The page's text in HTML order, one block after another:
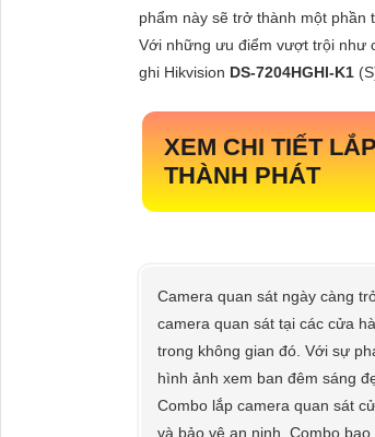
phẩm này sẽ trở thành một phần
Với những ưu điểm vượt trội như
ghi Hikvision DS-7204HGHI-K1
XEM CHI TIẾT
THÀNH PHÁT
Camera quan sát ngày càng
camera quan sát tại các cửa
trong không gian đó. Với sự
hình ảnh xem ban đêm sáng
Combo lắp camera quan sát
và bảo vệ an ninh. Combo